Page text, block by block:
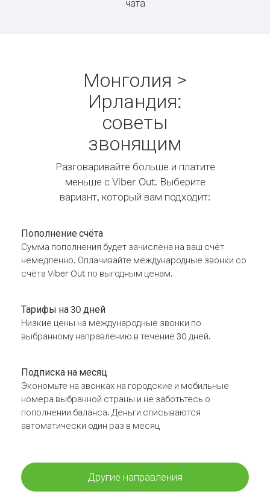
чата
Монголия >
Ирландия:
советы
звонящим
Разговаривайте больше и платите
меньше с Viber Out. Выберите
вариант, который вам подходит:
Пополнение счёта
Сумма пополнения будет зачислена на ваш счёт
немедленно. Оплачивайте международные звонки со
счёта Viber Out по выгодным ценам.
Тарифы на 30 дней
Низкие цены на международные звонки по
выбранному направлению в течение 30 дней.
Подписка на месяц
Экономьте на звонках на городские и мобильные
номера выбранной страны и не заботьтесь о
пополнении баланса. Деньги списываются
автоматически один раз в месяц
Другие направления